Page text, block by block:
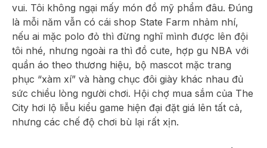
vui. Tôi không ngại mấy món đồ mỹ phẩm đâu. Đúng
là mỗi năm vẫn có cái shop State Farm nhảm nhí,
nếu ai mặc polo đỏ thì đừng nghĩ mình được lên đội
tôi nhé, nhưng ngoài ra thì đồ cute, hợp gu NBA với
quần áo theo thương hiệu, bộ mascot mặc trang
phục “xàm xí” và hàng chục đôi giày khác nhau đủ
sức chiều lòng người chơi. Hội chợ mua sắm của The
City hơi lộ liễu kiểu game hiện đại đặt giá lên tất cả,
nhưng các chế độ chơi bù lại rất xịn.